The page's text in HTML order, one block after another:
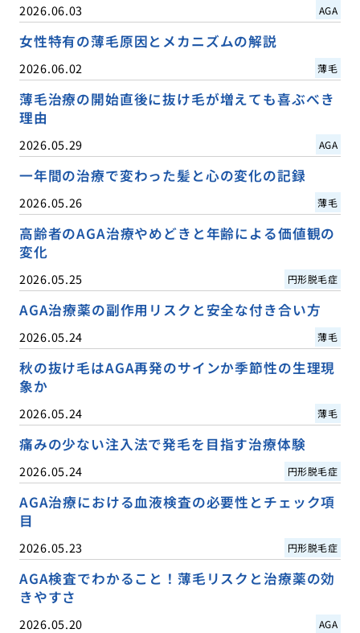
2026.06.03 AGA
女性特有の薄毛原因とメカニズムの解説
2026.06.02 薄毛
薄毛治療の開始直後に抜け毛が増えても喜ぶべき
理由
2026.05.29 AGA
一年間の治療で変わった髪と心の変化の記録
2026.05.26 薄毛
高齢者のAGA治療やめどきと年齢による価値観の
変化
2026.05.25 円形脱毛症
AGA治療薬の副作用リスクと安全な付き合い方
2026.05.24 薄毛
秋の抜け毛はAGA再発のサインか季節性の生理現
象か
2026.05.24 薄毛
痛みの少ない注入法で発毛を目指す治療体験
2026.05.24 円形脱毛症
AGA治療における血液検査の必要性とチェック項
目
2026.05.23 円形脱毛症
AGA検査でわかること！薄毛リスクと治療薬の効
きやすさ
2026.05.20 AGA